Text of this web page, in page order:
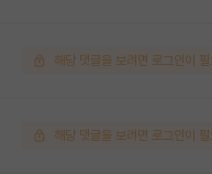
해당 댓글을 보려면 로그인이
해당 댓글을 보려면 로그인이